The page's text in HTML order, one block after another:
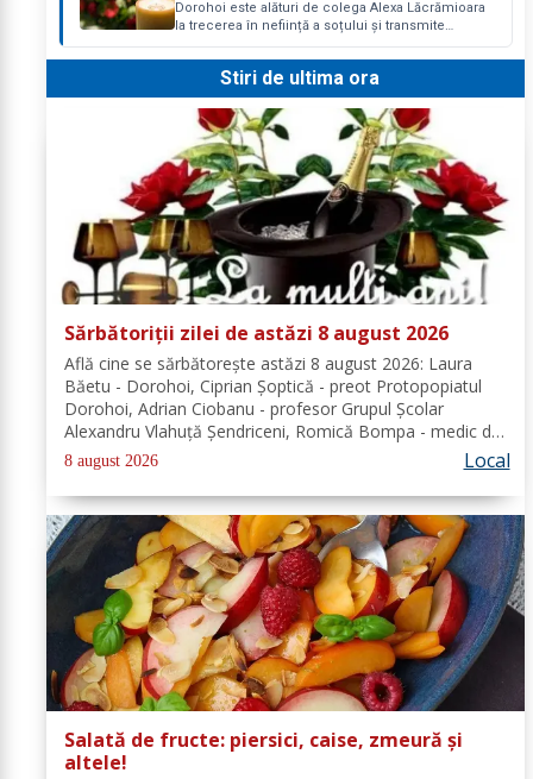
Dorohoi este alături de colega Alexa Lăcrămioara
la trecerea în neființă a soțului și transmite
ierte!
Stiri de ultima ora
Sărbătoriții zilei de astăzi 8 august 2026
Află cine se sărbătoreşte astăzi 8 august 2026: Laura
Băetu - Dorohoi, Ciprian Șoptică - preot Protopopiatul
Dorohoi, Adrian Ciobanu - profesor Grupul Școlar
Alexandru Vlahuță Șendriceni, Romică Bompa - medic de
familie comuna Vârfu Câmpului. Redacția Dorohoi News
urează tuturor La mulți ani!...
8 august 2026 Local
Salată de fructe: piersici, caise, zmeură și
altele!